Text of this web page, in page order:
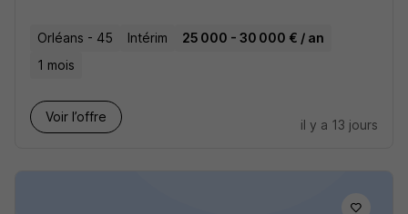
Orléans - 45 Intérim
25 000 - 30 000 € / an
1 mois
Voir l’offre
il y a 13 jours